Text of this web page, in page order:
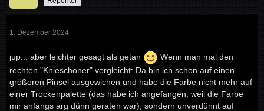
1. Dezember 2024
jup... aber leichter gesagt als getan
Wenn man mal den
rechten "Knieschoner" vergleicht: Da bin ich schon auf einen
größeren Pinsel ausgewichen und habe die Farbe nicht mehr auf
einer Trockenpalette (das habe ich angefangen, weil die Farbe
mir anfangs arg dünn geraten war), sondern unverdünnt auf